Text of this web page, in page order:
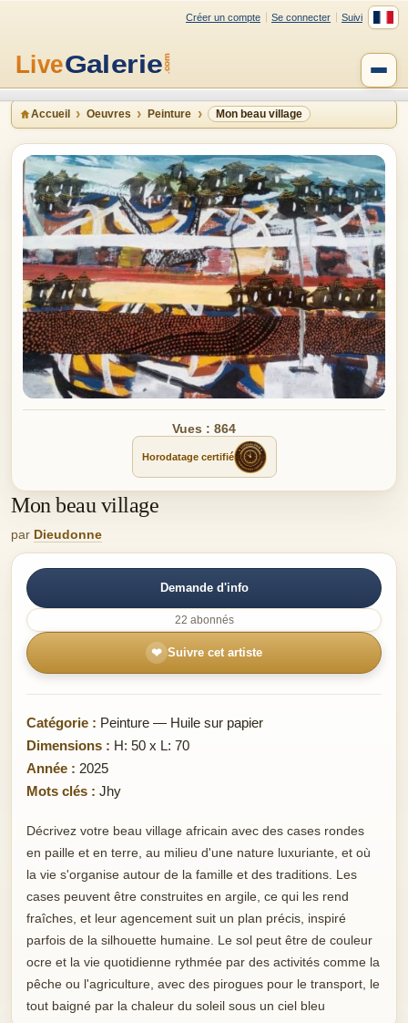
Créer un compte Se connecter Suivi
Accueil Oeuvres Peinture Mon beau village
Vues : 864
Horodatage certifié
Mon beau village
par Dieudonne
Demande d'info
22 abonnés
❤ Suivre cet artiste
Catégorie : Peinture — Huile sur papier
Dimensions : H: 50 x L: 70
Année : 2025
Mots clés : Jhy
Décrivez votre beau village africain avec des cases rondes
en paille et en terre, au milieu d'une nature luxuriante, et où
la vie s'organise autour de la famille et des traditions. Les
cases peuvent être construites en argile, ce qui les rend
fraîches, et leur agencement suit un plan précis, inspiré
parfois de la silhouette humaine. Le sol peut être de couleur
ocre et la vie quotidienne rythmée par des activités comme la
pêche ou l'agriculture, avec des pirogues pour le transport, le
tout baigné par la chaleur du soleil sous un ciel bleu